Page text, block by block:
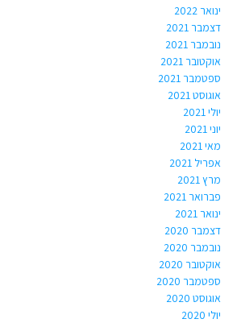
ינואר 2022
דצמבר 2021
נובמבר 2021
אוקטובר 2021
ספטמבר 2021
אוגוסט 2021
יולי 2021
יוני 2021
מאי 2021
אפריל 2021
מרץ 2021
פברואר 2021
ינואר 2021
דצמבר 2020
נובמבר 2020
אוקטובר 2020
ספטמבר 2020
אוגוסט 2020
יולי 2020